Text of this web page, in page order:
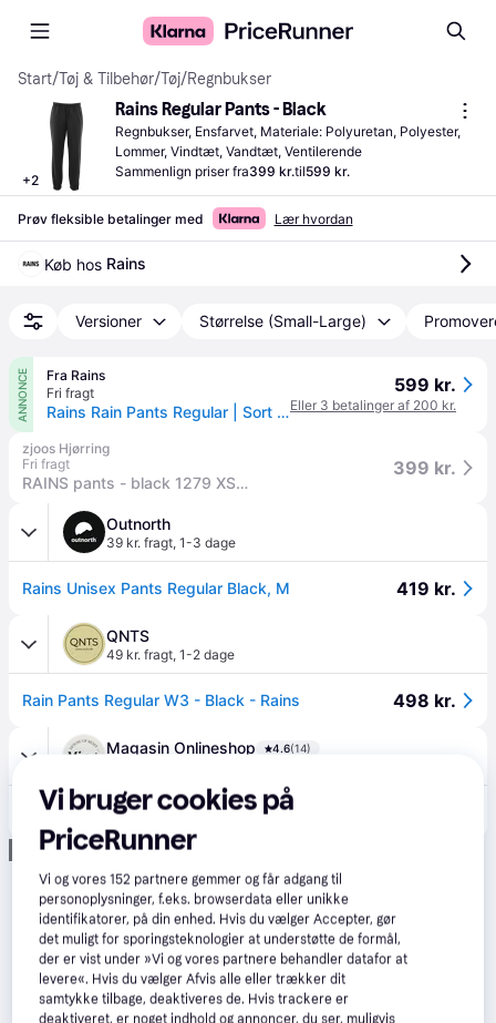
Start/Tøj & Tilbehør/Tøj/Regnbukser
+2
Rains Regular Pants - Black
Regnbukser, Ensfarvet, Materiale: Polyuretan, Polyester,
Lommer, Vindtæt, Vandtæt, Ventilerende
Sammenlign priser fra399 kr.til599 kr.
Prøv fleksible betalinger med Lær hvordan
Køb hos Rains
Versioner Størrelse (Small-Large)
ANNONCE
Fra Rains
Fri fragt
Rains Rain Pants Regular | Sort | XS | Herre - Sort - XS
599 kr.
Eller 3 betalinger af 200 kr.
zjoos Hjørring
Fri fragt
RAINS pants - black 1279 XS/S
399 kr.
Outnorth
39 kr. fragt, 1-3 dage
Rains Unisex Pants Regular Black, M 419 kr.
QNTS
49 kr. fragt, 1-2 dage
Rain Pants Regular W3 - Black - Rains 498 kr.
Magasin Onlineshop 4.6(14)
Annonce
Vi bruger cookies på
PriceRunner
Vi og vores152 partnere gemmer og får adgang til
personoplysninger, f.eks. browserdata eller unikke
identifikatorer, på din enhed. Hvis du vælger Accepter, gør
det muligt for sporingsteknologier at understøtte de formål,
der er vist under »Vi og vores partnere behandler datafor at
levere«. Hvis du vælger Afvis alle eller trækker dit
samtykke tilbage, deaktiveres de. Hvis trackere er
deaktiveret, er noget indhold og annoncer, du ser, muligvis